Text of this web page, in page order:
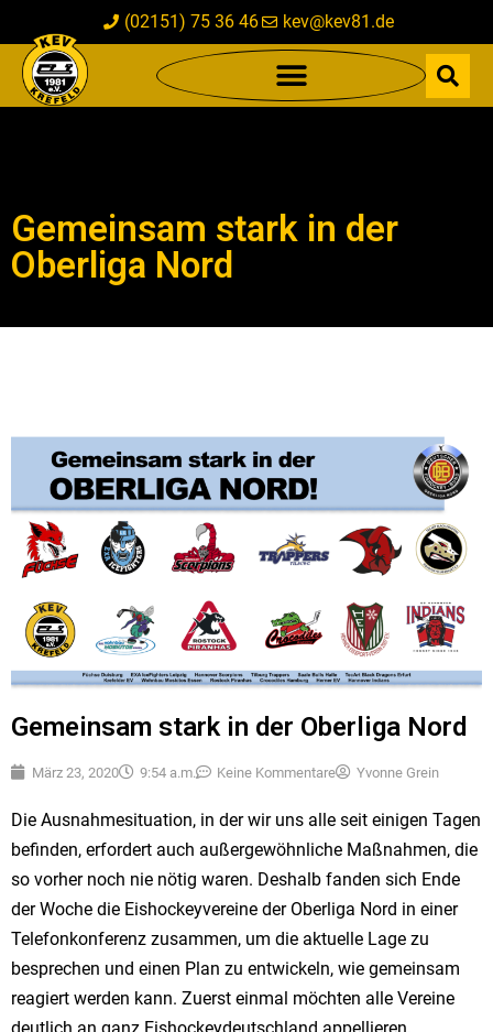
(02151) 75 36 46 kev@kev81.de
Gemeinsam stark in der
Oberliga Nord
Gemeinsam stark in der Oberliga Nord
März 23, 2020 9:54 a.m. Keine Kommentare Yvonne Grein
Die Ausnahmesituation, in der wir uns alle seit einigen Tagen
beﬁnden, erfordert auch außergewöhnliche Maßnahmen, die
so vorher noch nie nötig waren. Deshalb fanden sich Ende
der Woche die Eishockeyvereine der Oberliga Nord in einer
Telefonkonferenz zusammen, um die aktuelle Lage zu
besprechen und einen Plan zu entwickeln, wie gemeinsam
reagiert werden kann. Zuerst einmal möchten alle Vereine